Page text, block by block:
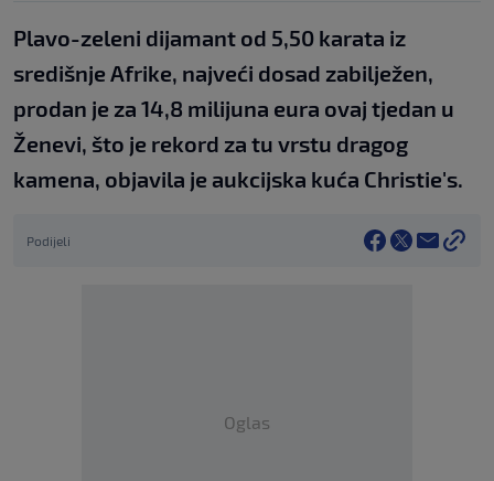
Plavo-zeleni dijamant od 5,50 karata iz
središnje Afrike, najveći dosad zabilježen,
prodan je za 14,8 milijuna eura ovaj tjedan u
Ženevi, što je rekord za tu vrstu dragog
kamena, objavila je aukcijska kuća Christie's.
Podijeli
Oglas